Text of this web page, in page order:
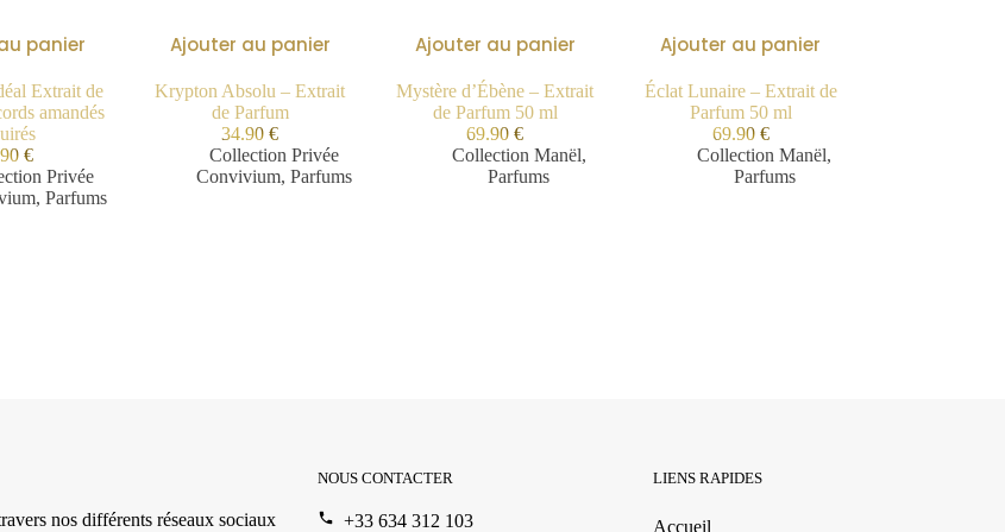
panier
Extrait de
amandés
€
Privée
, Parfums
Ajouter au panier
Krypton Absolu – Extrait
de Parfum
34.90€
Collection Privée
Convivium, Parfums
Ajouter au panier
Mystère d’Ébène – Extrait
de Parfum 50 ml
69.90€
Collection Manël,
Parfums
Ajouter au panier
Éclat Lunaire – Extrait de
Parfum 50 ml
69.90 €
Collection Manël,
Parfums
nos différents réseaux sociaux
NOUS CONTACTER
+33 634 312 103
LIENS RAPIDES
Accueil